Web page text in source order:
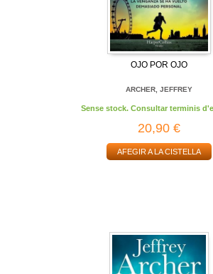
OJO POR OJO
ARCHER, JEFFREY
Sense stock. Consultar terminis
20,90 €
AFEGIR A LA CISTELLA